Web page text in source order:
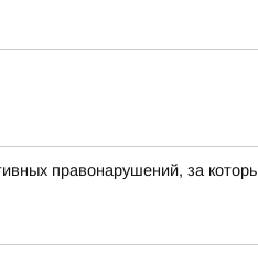
правонарушений, за